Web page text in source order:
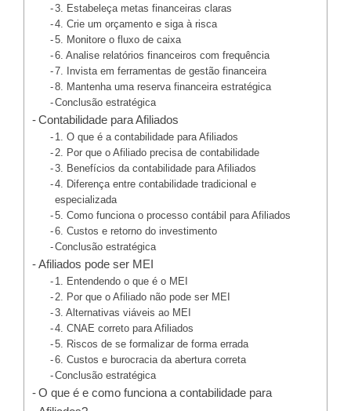
3. Estabeleça metas financeiras claras
4. Crie um orçamento e siga à risca
5. Monitore o fluxo de caixa
6. Analise relatórios financeiros com frequência
7. Invista em ferramentas de gestão financeira
8. Mantenha uma reserva financeira estratégica
Conclusão estratégica
Contabilidade para Afiliados
1. O que é a contabilidade para Afiliados
2. Por que o Afiliado precisa de contabilidade
3. Benefícios da contabilidade para Afiliados
4. Diferença entre contabilidade tradicional e
especializada
5. Como funciona o processo contábil para Afiliados
6. Custos e retorno do investimento
Conclusão estratégica
Afiliados pode ser MEI
1. Entendendo o que é o MEI
2. Por que o Afiliado não pode ser MEI
3. Alternativas viáveis ao MEI
4. CNAE correto para Afiliados
5. Riscos de se formalizar de forma errada
6. Custos e burocracia da abertura correta
Conclusão estratégica
O que é e como funciona a contabilidade para